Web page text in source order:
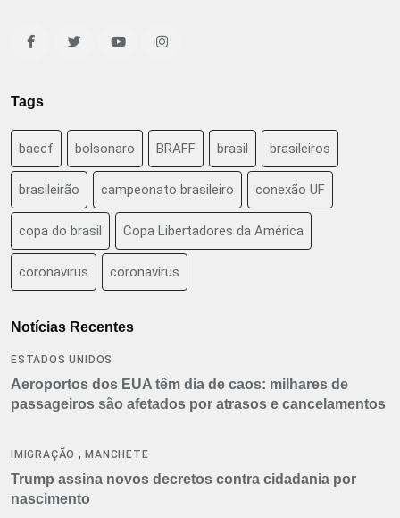
Tags
baccf bolsonaro BRAFF brasil brasileiros
brasileirão campeonato brasileiro conexão UF
copa do brasil Copa Libertadores da América
coronavirus coronavírus
Notícias Recentes
ESTADOS UNIDOS
Aeroportos dos EUA têm dia de caos: milhares de
passageiros são afetados por atrasos e cancelamentos
IMIGRAÇÃO ,MANCHETE
Trump assina novos decretos contra cidadania por
nascimento